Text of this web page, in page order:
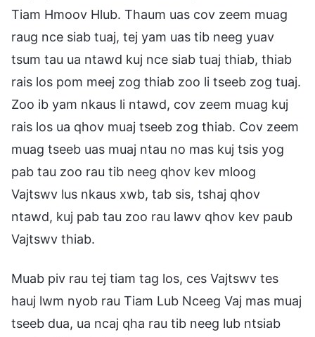
Tiam Hmoov Hlub. Thaum uas cov zeem muag
raug nce siab tuaj, tej yam uas tib neeg yuav
tsum tau ua ntawd kuj nce siab tuaj thiab, thiab
rais los pom meej zog thiab zoo li tseeb zog tuaj.
Zoo ib yam nkaus li ntawd, cov zeem muag kuj
rais los ua qhov muaj tseeb zog thiab. Cov zeem
muag tseeb uas muaj ntau no mas kuj tsis yog
pab tau zoo rau tib neeg qhov kev mloog
Vajtswv lus nkaus xwb, tab sis, tshaj qhov
ntawd, kuj pab tau zoo rau lawv qhov kev paub
Vajtswv thiab.
Muab piv rau tej tiam tag los, ces Vajtswv tes
hauj lwm nyob rau Tiam Lub Nceeg Vaj mas muaj
tseeb dua, ua ncaj qha rau tib neeg lub ntsiab